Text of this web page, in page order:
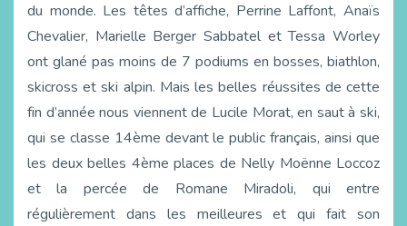
du monde. Les têtes d’affiche, Perrine Laffont, Anaïs
Chevalier, Marielle Berger Sabbatel et Tessa Worley
ont glané pas moins de 7 podiums en bosses, biathlon,
skicross et ski alpin. Mais les belles réussites de cette
fin d’année nous viennent de Lucile Morat, en saut à ski,
qui se classe 14ème devant le public français, ainsi que
les deux belles 4ème places de Nelly Moënne Loccoz
et la percée de Romane Miradoli, qui entre
régulièrement dans les meilleures et qui fait son